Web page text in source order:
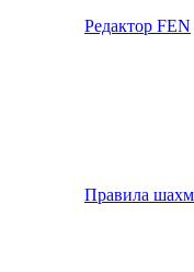
Редактор FEN
Правила